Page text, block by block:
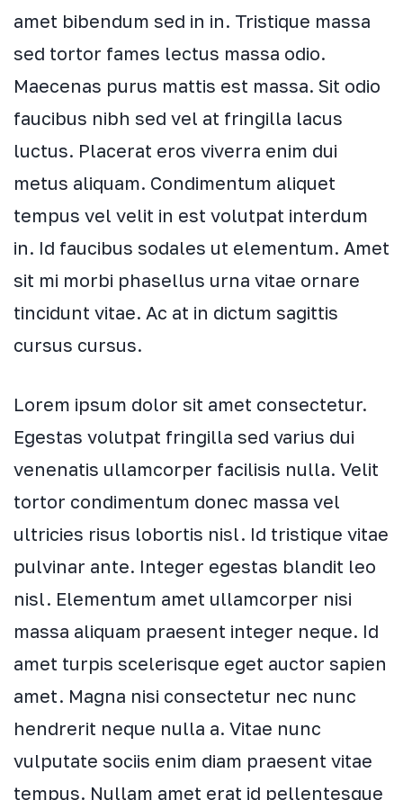
amet bibendum sed in in. Tristique massa
sed tortor fames lectus massa odio.
Maecenas purus mattis est massa. Sit odio
faucibus nibh sed vel at fringilla lacus
luctus. Placerat eros viverra enim dui
metus aliquam. Condimentum aliquet
tempus vel velit in est volutpat interdum
in. Id faucibus sodales ut elementum. Amet
sit mi morbi phasellus urna vitae ornare
tincidunt vitae. Ac at in dictum sagittis
cursus cursus.
Lorem ipsum dolor sit amet consectetur.
Egestas volutpat fringilla sed varius dui
venenatis ullamcorper facilisis nulla. Velit
tortor condimentum donec massa vel
ultricies risus lobortis nisl. Id tristique vitae
pulvinar ante. Integer egestas blandit leo
nisl. Elementum amet ullamcorper nisi
massa aliquam praesent integer neque. Id
amet turpis scelerisque eget auctor sapien
amet. Magna nisi consectetur nec nunc
hendrerit neque nulla a. Vitae nunc
vulputate sociis enim diam praesent vitae
tempus. Nullam amet erat id pellentesque